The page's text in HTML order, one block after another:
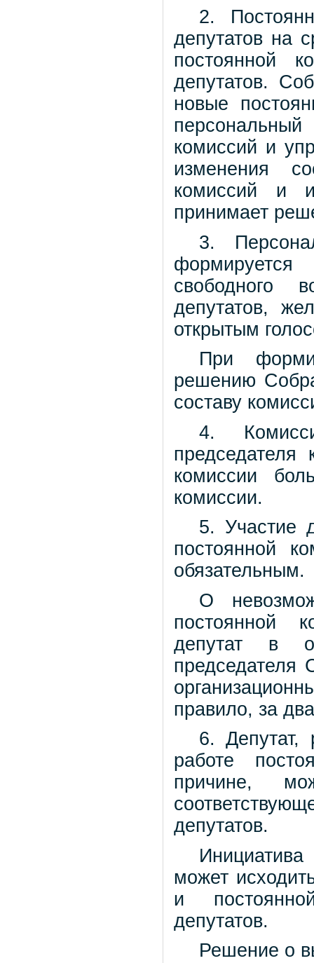
2.
депутатов на
постоянной
депутатов.
новые
комиссий и
изменения
комиссий и
принимает
3.
свободного
депутатов,
открытым
При
решению
составу
4.
председателя
комиссии
комиссии.
5. Участие
постоянной
обязательным.
О
постоянной
депутат в
председателя
правило, за
6. Депутат,
работе
причине,
депутатов.
может
и
депутатов.
Решение о